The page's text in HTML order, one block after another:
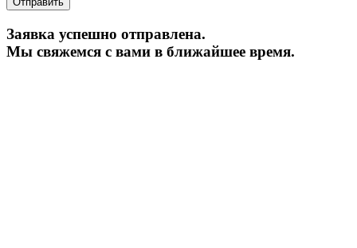
Заявка успешно отправлена.
Мы свяжемся с вами в ближайшее время.